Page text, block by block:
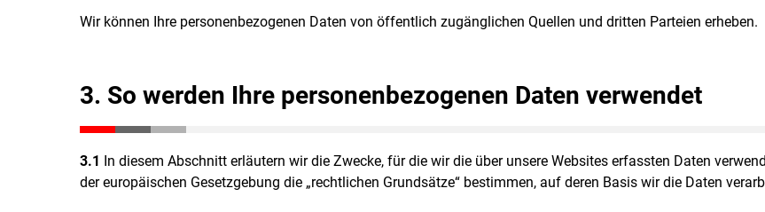
Wir können Ihre personenbezogenen Daten von öffentlich zugänglichen Quellen und dritten Parteien erheben.
3. So werden Ihre personenbezogenen Daten verwendet
3.1 In diesem Abschnitt erläutern wir die Zwecke, für die wir die über unsere Websites erfassten Daten
der europäischen Gesetzgebung die „rechtlichen Grundsätze“ bestimmen, auf deren Basis wir die Daten